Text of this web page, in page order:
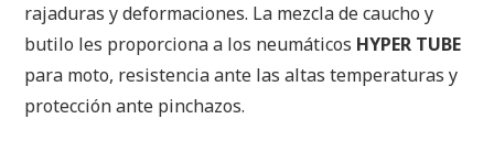
rajaduras y deformaciones. La mezcla de caucho y
butilo les proporciona a los neumáticos HYPER TUBE
para moto, resistencia ante las altas temperaturas y
protección ante pinchazos.